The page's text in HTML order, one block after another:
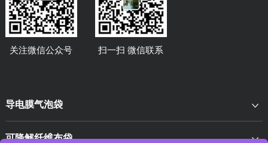
关注微信公众号 扫一扫 微信联系
导电膜气泡袋
可降解纤维布袋